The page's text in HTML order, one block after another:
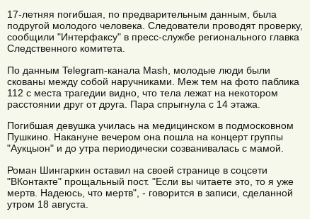
17-летняя погибшая, по предварительным данным, была
подругой молодого человека. Следователи проводят проверку,
сообщили "Интерфаксу" в пресс-службе регионального главка
Следственного комитета.
По данным Telegram-канала Mash, молодые люди были
скованы между собой наручниками. Меж тем на фото паблика
112 с места трагедии видно, что тела лежат на некотором
расстоянии друг от друга. Пара спрыгнула с 14 этажа.
Погибшая девушка училась на медицинском в подмосковном
Пушкино. Накануне вечером она пошла на концерт группы
"Аукцыон" и до утра периодически созванивалась с мамой.
Роман Шингаркин оставил на своей странице в соцсети
"ВКонтакте" прощальный пост. "Если вы читаете это, то я уже
мертв. Надеюсь, что мертв", - говорится в записи, сделанной
утром 18 августа.